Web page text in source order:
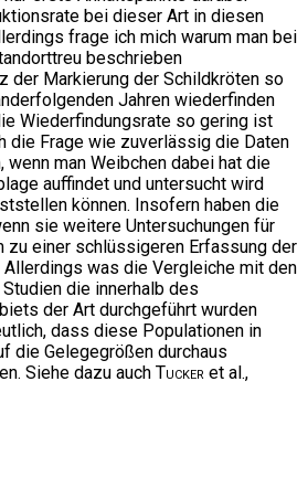
bei dieser Art in diesen
frage ich mich warum man bei
beschrieben
der Markierung der Schildkröten so
Jahren wiederfinden
Wiederfindungsrate so gering ist
die Frage wie zuverlässig die Daten
wenn man Weibchen dabei hat die
auffindet und untersucht wird
können. Insofern haben die
sie weitere Untersuchungen für
zu einer schlüssigeren Erfassung der
Allerdings was die Vergleiche mit den
die innerhalb des
der Art durchgeführt wurden
dass diese Populationen in
die Gelegegrößen durchaus
Siehe dazu auch Tucker et al.,